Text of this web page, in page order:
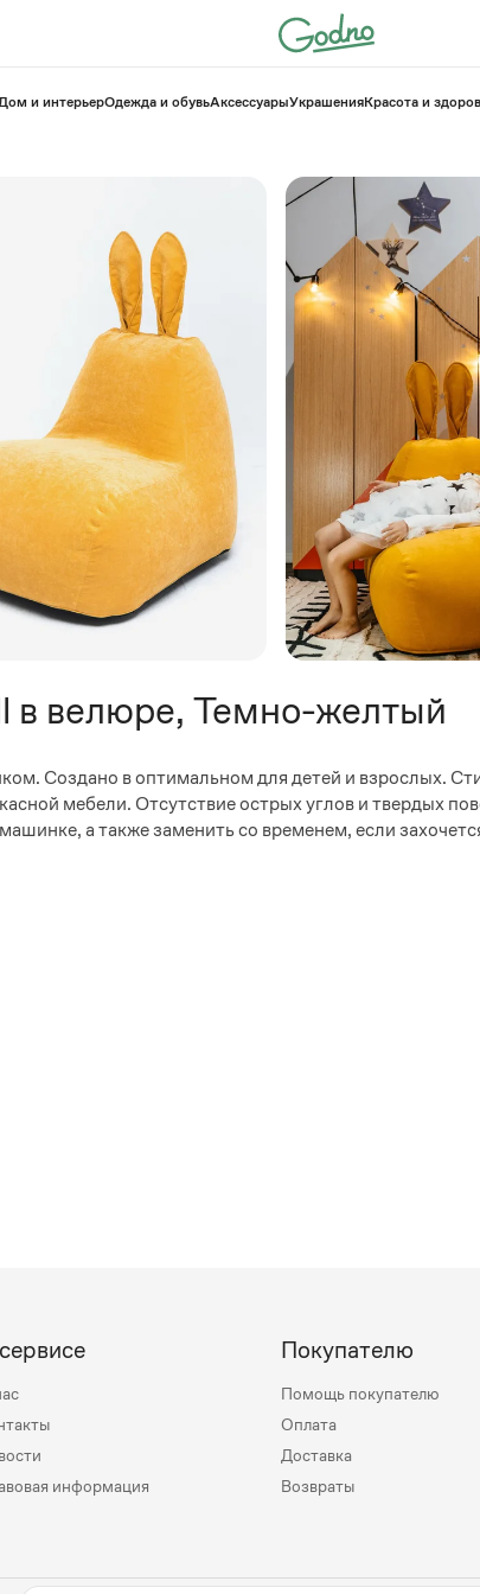
и интерьерОдежда и обувьАксессуарыУкрашенияКрасота и
в велюре, Темно-желтый
Создано в оптимальном для детей и взрослых.
мебели. Отсутствие острых углов и твердых
а также заменить со временем, если
информация
Покупателю
Помощь покупателю
Оплата
Доставка
Возвраты